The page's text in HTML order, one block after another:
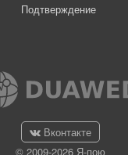
Подтверждение
Вконтакте
© 2009-2026 Я-пою